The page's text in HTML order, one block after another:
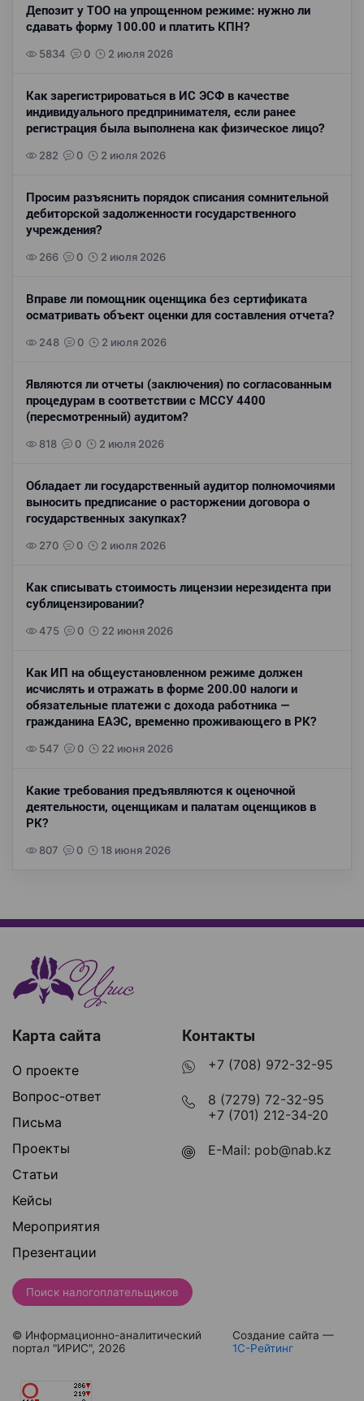
Депозит у ТОО на упрощенном режиме: нужно ли
сдавать форму 100.00 и платить КПН?
5834 0 2 июля 2026
Как зарегистрироваться в ИС ЭСФ в качестве
индивидуального предпринимателя, если ранее
регистрация была выполнена как физическое лицо?
282 0 2 июля 2026
Просим разъяснить порядок списания сомнительной
дебиторской задолженности государственного
учреждения?
266 0 2 июля 2026
Вправе ли помощник оценщика без сертификата
осматривать объект оценки для составления отчета?
248 0 2 июля 2026
Являются ли отчеты (заключения) по согласованным
процедурам в соответствии с МССУ 4400
(пересмотренный) аудитом?
818 0 2 июля 2026
Обладает ли государственный аудитор полномочиями
выносить предписание о расторжении договора о
государственных закупках?
270 0 2 июля 2026
Как списывать стоимость лицензии нерезидента при
сублицензировании?
475 0 22 июня 2026
Как ИП на общеустановленном режиме должен
исчислять и отражать в форме 200.00 налоги и
обязательные платежи с дохода работника —
гражданина ЕАЭС, временно проживающего в РК?
547 0 22 июня 2026
Какие требования предъявляются к оценочной
деятельности, оценщикам и палатам оценщиков в
РК?
807 0 18 июня 2026
Карта сайта
О проекте
Вопрос-ответ
Письма
Проекты
Статьи
Кейсы
Мероприятия
Презентации
Контакты
+7 (708) 972-32-95
8 (7279) 72-32-95
+7 (701) 212-34-20
E-Mail: pob@nab.kz
Поиск налогоплательщиков
© Информационно-аналитический
портал "ИРИС", 2026
Создание сайта —
1С-Рейтинг